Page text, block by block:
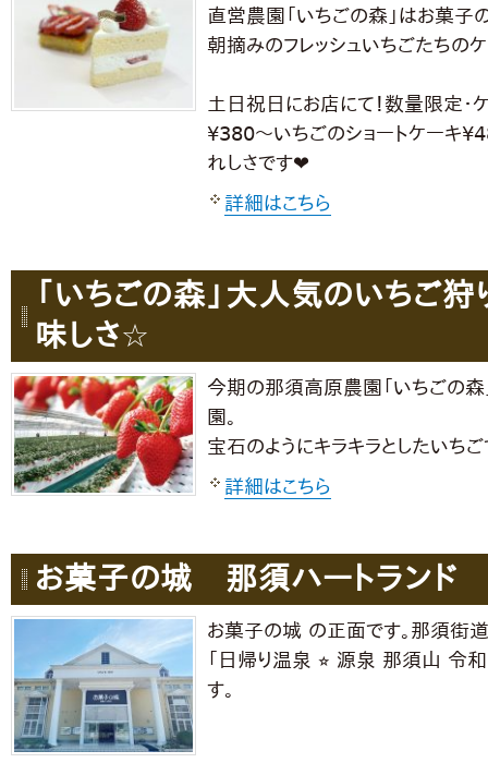
直営農園「いちごの森」はお菓子
朝摘みのフレッシュいちごたち
土日祝日にお店にて！数量限定・
¥380〜いちごのショートケーキ
れしさです❤︎
詳細はこちら
「いちごの森」大人気のいちご
味しさ☆
今期の那須高原農園「いちごの
園。
宝石のようにキラキラとしたいちご
詳細はこちら
お菓子の城 那須ハートランド
お菓子の城 の正面です。那須街道
「日帰り温泉 ⭐︎ 源泉 那須山 令和
す。